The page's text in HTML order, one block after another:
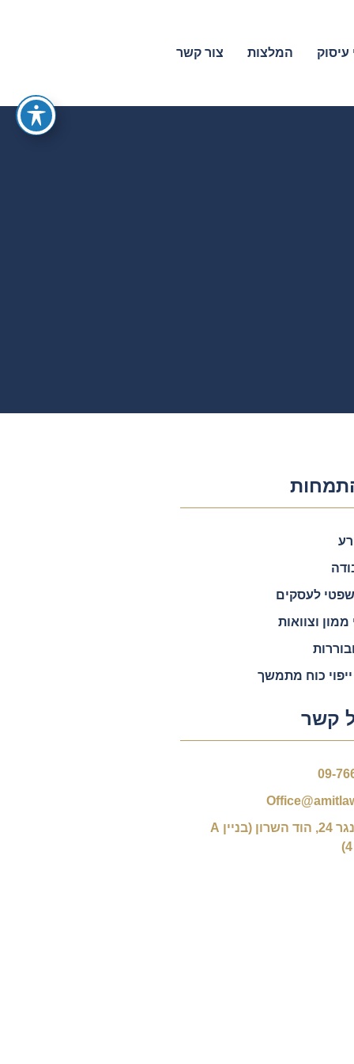
עיסוק המלצות צור קשר
לעסקים
וצוואות
כוח מתמשך
קשר
09-
רח' הנגר 24, הוד השרון (בניין A